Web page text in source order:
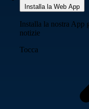
Installa la Web App
Installa la nostra App
notizie
Tocca